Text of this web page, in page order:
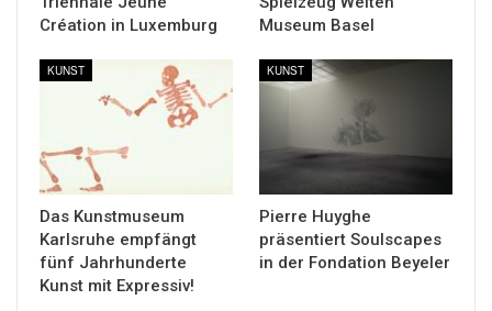
Création in Luxemburg
Museum Basel
KUNST
Das Kunstmuseum
Karlsruhe empfängt
fünf Jahrhunderte
Kunst mit Expressiv!
KUNST
Pierre Huyghe
präsentiert Soulscapes
in der Fondation Beyeler